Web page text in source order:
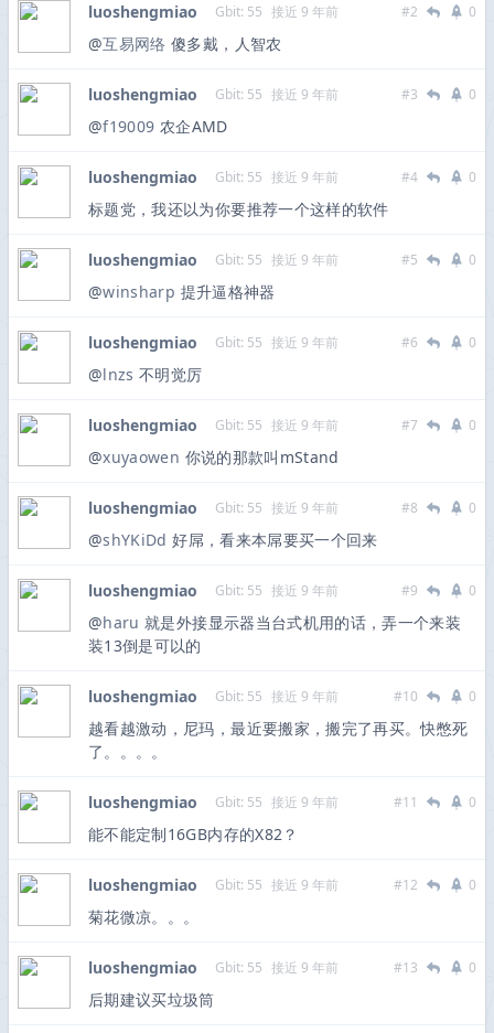
luoshengmiao Gbit: 55 接近 9 年前 #2 0
@互易网络 傻多戴，人智农
luoshengmiao Gbit: 55 接近 9 年前 #3 0
@f19009 农企AMD
luoshengmiao Gbit: 55 接近 9 年前 #4 0
标题党，我还以为你要推荐一个这样的软件
luoshengmiao Gbit: 55 接近 9 年前 #5 0
@winsharp 提升逼格神器
luoshengmiao Gbit: 55 接近 9 年前 #6 0
@lnzs 不明觉厉
luoshengmiao Gbit: 55 接近 9 年前 #7 0
@xuyaowen 你说的那款叫mStand
luoshengmiao Gbit: 55 接近 9 年前 #8 0
@shYKiDd 好屌，看来本屌要买一个回来
luoshengmiao Gbit: 55 接近 9 年前 #9 0
@haru 就是外接显示器当台式机用的话，弄一个来装
装13倒是可以的
luoshengmiao Gbit: 55 接近 9 年前 #10 0
越看越激动，尼玛，最近要搬家，搬完了再买。快憋死
了。。。。
luoshengmiao Gbit: 55 接近 9 年前 #11 0
能不能定制16GB内存的X82？
luoshengmiao Gbit: 55 接近 9 年前 #12 0
菊花微凉。。。
luoshengmiao Gbit: 55 接近 9 年前 #13 0
后期建议买垃圾筒